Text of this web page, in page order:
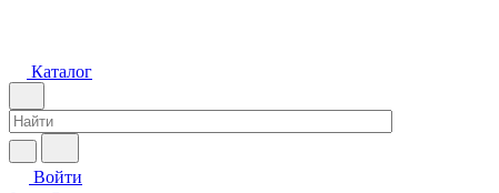
Каталог
Войти